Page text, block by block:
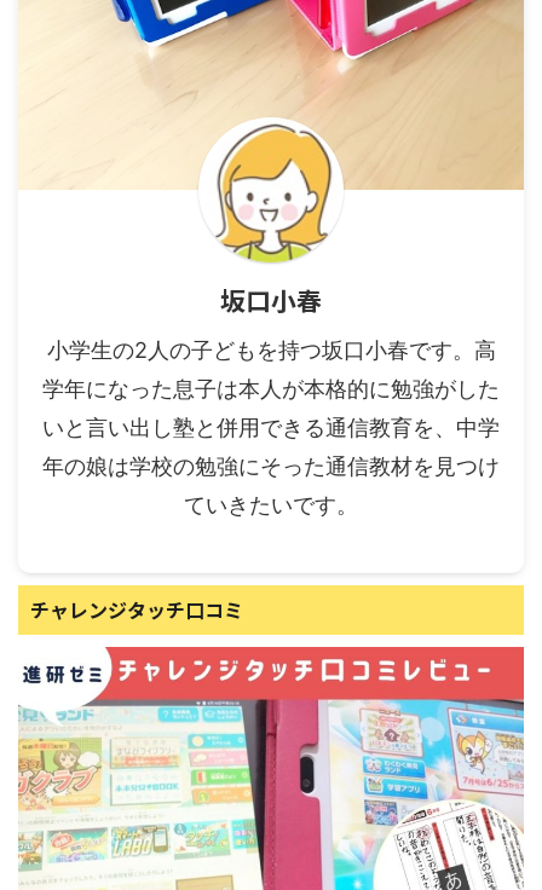
坂口小春
小学生の2人の子どもを持つ坂口小春です。高
学年になった息子は本人が本格的に勉強がした
いと言い出し塾と併用できる通信教育を、中学
年の娘は学校の勉強にそった通信教材を見つけ
ていきたいです。
チャレンジタッチ口コミ